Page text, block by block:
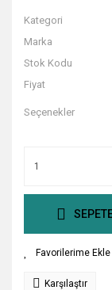
Kategori
Marka
Stok Kodu
Fiyat
Seçenekler
Karşılaştır